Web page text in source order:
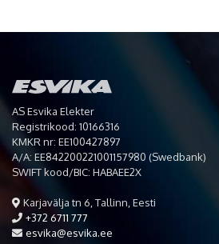
AS Esvika Elekter
Registrikood: 10166316
KMKR nr: EE100427897
A/A: EE842200221001157980 (Swedbank)
SWIFT kood/BIC: HABAEE2X
Karjavälja tn 6, Tallinn, Eesti
+372 6711 777
esvika@esvika.ee